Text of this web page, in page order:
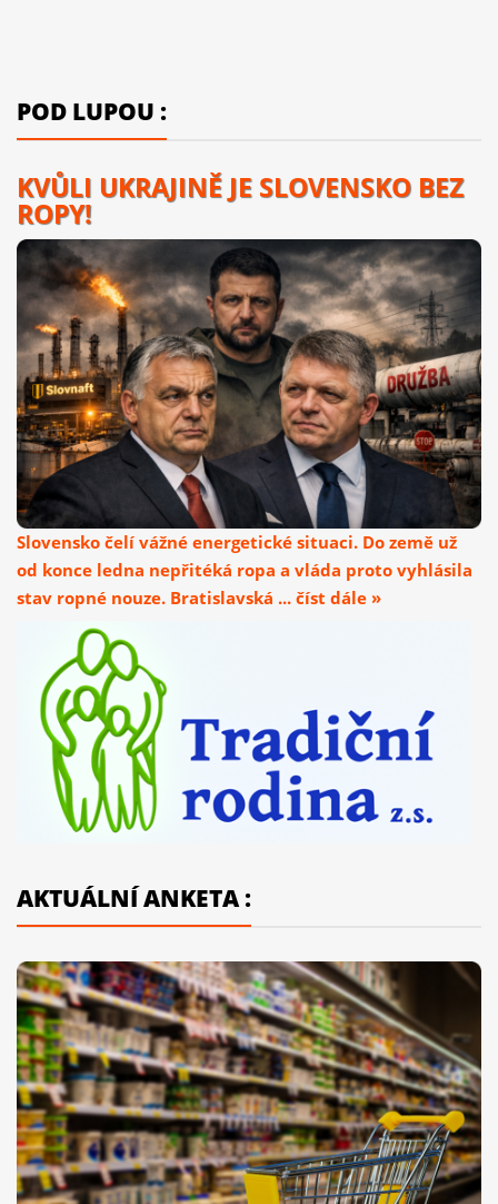
POD LUPOU :
KVŮLI UKRAJINĚ JE SLOVENSKO BEZ
ROPY!
Slovensko čelí vážné energetické situaci. Do země už
od konce ledna nepřitéká ropa a vláda proto vyhlásila
stav ropné nouze. Bratislavská ... číst dále »
AKTUÁLNÍ ANKETA :